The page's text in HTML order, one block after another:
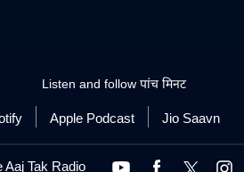
Listen and follow पांच मिनट
Apple Podcast Jio Saavn
Aaj Tak Radio